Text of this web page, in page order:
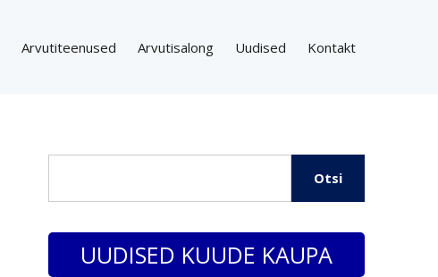
Arvutiteenused Arvutisalong Uudised Kontakt
Otsi
UUDISED KUUDE KAUPA